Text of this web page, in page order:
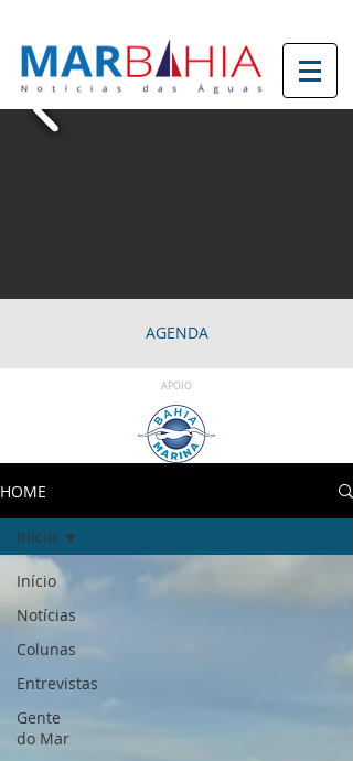
AGENDA
APOIO
HOME
Início
Notícias
Colunas
Entrevistas
Gente
do Mar
Início